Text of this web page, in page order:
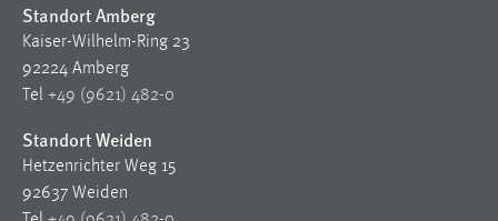
Standort Amberg
Kaiser-Wilhelm-Ring 23
92224 Amberg
Tel +49 (9621) 482-0
Standort Weiden
Hetzenrichter Weg 15
92637 Weiden